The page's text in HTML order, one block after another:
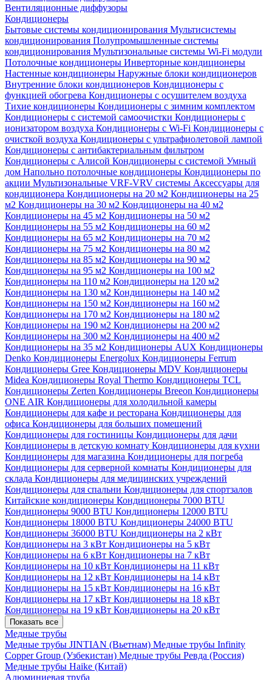
Вентиляционные диффузоры
Кондиционеры
Бытовые системы кондиционирования Мультисистемы
кондиционирования Полупромышленные системы
кондиционирования Мультизональные системы Wi-Fi модули
Потолочные кондиционеры Инверторные кондиционеры
Настенные кондиционеры Наружные блоки кондиционеров
Внутренние блоки кондиционеров Кондиционеры с
функцией обогрева Кондиционеры с осушителем воздуха
Тихие кондиционеры Кондиционеры с зимним комплектом
Кондиционеры с системой самоочистки Кондиционеры с
ионизатором воздуха Кондиционеры с Wi-Fi Кондиционеры с
очисткой воздуха Кондиционеры с ультрафиолетовой лампой
Кондиционеры с антибактериальным фильтром
Кондиционеры с Алисой Кондиционеры с системой Умный
дом Напольно потолочные кондиционеры Кондиционеры по
акции Мультизональные VRF-VRV системы Аксессуары для
кондиционера Кондиционеры на 20 м2 Кондиционеры на 25
м2 Кондиционеры на 30 м2 Кондиционеры на 40 м2
Кондиционеры на 45 м2 Кондиционеры на 50 м2
Кондиционеры на 55 м2 Кондиционеры на 60 м2
Кондиционеры на 65 м2 Кондиционеры на 70 м2
Кондиционеры на 75 м2 Кондиционеры на 80 м2
Кондиционеры на 85 м2 Кондиционеры на 90 м2
Кондиционеры на 95 м2 Кондиционеры на 100 м2
Кондиционеры на 110 м2 Кондиционеры на 120 м2
Кондиционеры на 130 м2 Кондиционеры на 140 м2
Кондиционеры на 150 м2 Кондиционеры на 160 м2
Кондиционеры на 170 м2 Кондиционеры на 180 м2
Кондиционеры на 190 м2 Кондиционеры на 200 м2
Кондиционеры на 300 м2 Кондиционеры на 400 м2
Кондиционеры на 35 м2 Кондиционеры AUX Кондиционеры
Denko Кондиционеры Energolux Кондиционеры Ferrum
Кондиционеры Gree Кондиционеры MDV Кондиционеры
Midea Кондиционеры Royal Thermo Кондиционеры TCL
Кондиционеры Zerten Кондиционеры Breeon Кондиционеры
ONE AIR Кондиционеры для холодильной камеры
Кондиционеры для кафе и ресторана Кондиционеры для
офиса Кондиционеры для больших помещений
Кондиционеры для гостиницы Кондиционеры для дачи
Кондиционеры в детскую комнату Кондиционеры для кухни
Кондиционеры для магазина Кондиционеры для погреба
Кондиционеры для серверной комнаты Кондиционеры для
склада Кондиционеры для медицинских учреждений
Кондиционеры для спальни Кондиционеры для спортзалов
Китайские кондиционеры Кондиционеры 7000 BTU
Кондиционеры 9000 BTU Кондиционеры 12000 BTU
Кондиционеры 18000 BTU Кондиционеры 24000 BTU
Кондиционеры 36000 BTU Кондиционеры на 2 кВт
Кондиционеры на 3 кВт Кондиционеры на 5 кВт
Кондиционеры на 6 кВт Кондиционеры на 7 кВт
Кондиционеры на 10 кВт Кондиционеры на 11 кВт
Кондиционеры на 12 кВт Кондиционеры на 14 кВт
Кондиционеры на 15 кВт Кондиционеры на 16 кВт
Кондиционеры на 17 кВт Кондиционеры на 18 кВт
Кондиционеры на 19 кВт Кондиционеры на 20 кВт
Показать все
Медные трубы
Медные трубы JINTIAN (Вьетнам) Медные трубы Infinity
Copper Group (Узбекистан) Медные трубы Ревда (Россия)
Медные трубы Haike (Китай)
Алюминиевая труба